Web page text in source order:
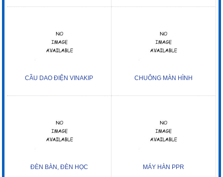
CẦU DAO ĐIỆN VINAKIP CHUÔNG MÀN HÌNH
ĐÈN BÀN, ĐÈN HỌC MÁY HÀN PPR